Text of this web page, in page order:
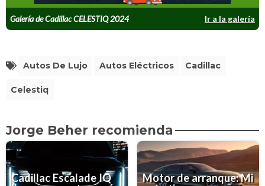
Galería de Cadillac CELESTIQ 2024 Ir a la galería
Autos De Lujo Autos Eléctricos Cadillac
Celestiq
Jorge Beher recomienda
Cadillac Escalade IQ
Motor de arranque: Mi